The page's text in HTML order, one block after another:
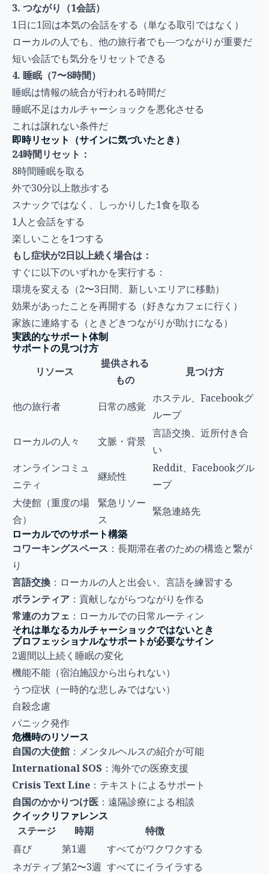
3. つながり（1会話）
1日に1回は本気の会話をする（単なる取引ではなく）
ローカルの人でも、他の旅行者でも—つながりが重要だ
短い会話でも気分をリセットできる
4. 睡眠（7〜8時間）
睡眠は情報の統合が行われる時間だ
睡眠不足はカルチャーショックを悪化させる
これは譲れない条件だ
即時リセット（サインに気づいたとき）
24時間リセット：
8時間睡眠を取る
外で30分以上散歩する
スナックではなく、しっかりした1食を取る
1人と会話をする
楽しいことを1つする
もし症状が2日以上続く場合は：
すぐに以下のいずれかを実行する：
環境を変える（2〜3日間、新しいエリアに移動）
効果があったことを再開する（好きなカフェに行く）
家族に連絡する（ときどきつながりが助けになる）
実践的なサポート体制
サポートの見つけ方
リソース
提供される
もの
見つけ方
他の旅行者 日常の感覚
ホステル、Facebookグ
ループ
ローカルの人々
文脈・背景
言語交換、近所付き合
い
オンラインコミュ
ニティ
継続性
Reddit、Facebookグル
ープ
大使館（重度の場
合）
緊急リソー
ス
緊急連絡先
ローカルでのサポート構築
コワーキングスペース ：長期滞在者のための構造と繋が
り
言語交換 ：ローカルの人と出会い、言語を練習する
ボランティア ：貢献しながらつながりを作る
常連のカフェ ：ローカルでの日常ルーティン
それは単なるカルチャーショックではないとき
プロフェッショナルなサポートが必要なサイン
2週間以上続く睡眠の変化
機能不能（宿泊施設から出られない）
うつ症状（一時的な悲しみではない）
自殺念慮
パニック発作
危機時のリソース
自国の大使館 ：メンタルヘルスの紹介が可能
International SOS ：海外での医療支援
Crisis Text Line ：テキストによるサポート
自国のかかりつけ医 ：遠隔診療による相談
クイックリファレンス
ステージ 時期
特徴
喜び
第1週
すべてがワクワクする
ネガティブ第2〜3週 すべてにイライラする